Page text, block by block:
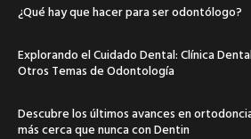
¿Qué hay que hacer para ser odontólogo?
Explorando el Cuidado Dental: Clínica
Otros Temas de Odontología
Descubre los últimos avances en
más cerca que nunca con Dentin